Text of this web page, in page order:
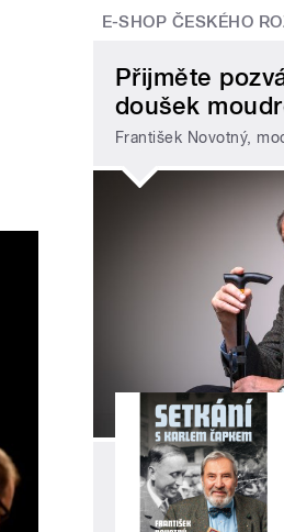
E-SHOP ČESKÉHO
Přijměte
doušek
František Novotný,